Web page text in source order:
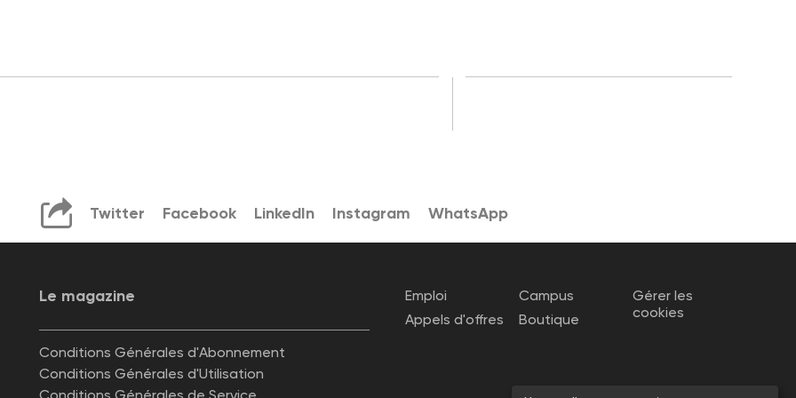
Twitter Facebook LinkedIn Instagram WhatsApp
Le magazine
Conditions Générales d'Abonnement
Conditions Générales d'Utilisation
Emploi
Appels d'offres
Campus
Boutique
Gérer les
cookies